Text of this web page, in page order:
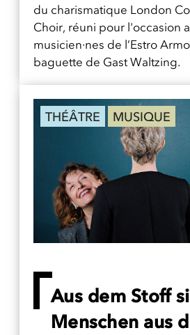
du charismatique London
Choir, réuni pour l'occasion
musicien·nes de l’Estro
baguette de Gast Waltzing.
THÉÂTRE MUSIQUE
Aus dem Stoff
Menschen aus